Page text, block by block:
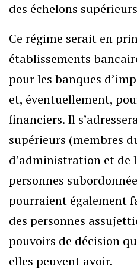
des échelons
Ce régime serait en
établissements
pour les banques
et, éventuellement,
financiers. Il
supérieurs (membres
d’administration et de
personnes
pourraient également
des personnes
pouvoirs de décision
elles peuvent avoir.